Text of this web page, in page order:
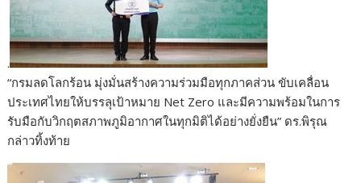
.
​“กรมลดโลกร้อน มุ่งมั่นสร้างความร่วมมือทุกภาคส่วน ขับเคลื่อน
ประเทศไทยให้บรรลุเป้าหมาย Net Zero และมีความพร้อมในการ
รับมือกับวิกฤตสภาพภูมิอากาศในทุกมิติได้อย่างยั่งยืน” ดร.พิรุณ
กล่าวทิ้งท้าย